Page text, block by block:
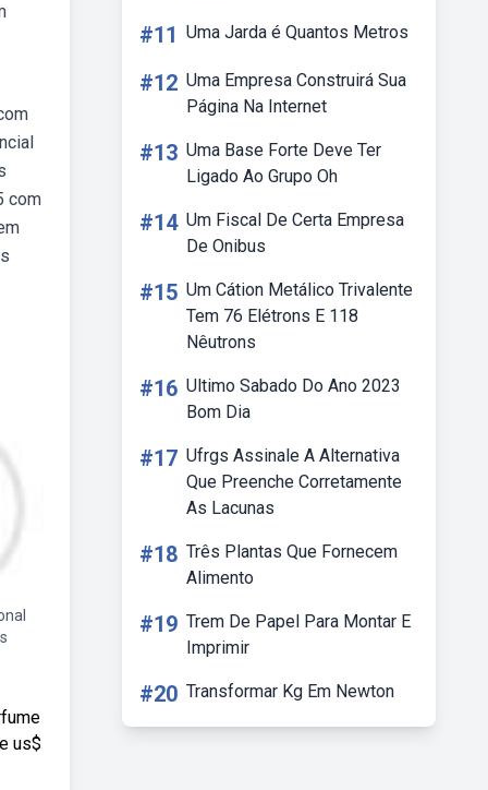
com
us$
#11 Uma Jarda é Quantos Metros
#12 Uma Empresa Construirá Sua
Página Na Internet
#13 Uma Base Forte Deve Ter
Ligado Ao Grupo Oh
#14 Um Fiscal De Certa Empresa
De Onibus
#15 Um Cátion Metálico Trivalente
Tem 76 Elétrons E 118
Nêutrons
#16 Ultimo Sabado Do Ano 2023
Bom Dia
#17 Ufrgs Assinale A Alternativa
Que Preenche Corretamente
As Lacunas
#18 Três Plantas Que Fornecem
Alimento
#19 Trem De Papel Para Montar E
Imprimir
#20 Transformar Kg Em Newton